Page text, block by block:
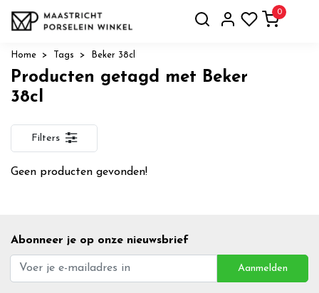
0
Home Tags Beker 38cl
Producten getagd met Beker
38cl
Filters
Geen producten gevonden!
Abonneer je op onze nieuwsbrief
Aanmelden